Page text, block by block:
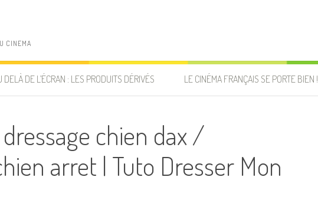
CINEMA
DELÀ DE L’ÉCRAN : LES PRODUITS DÉRIVÉS LE CINÉMA FRANÇAIS SE PORTE BIEN !
chien dax /
arret | Tuto Dresser Mon